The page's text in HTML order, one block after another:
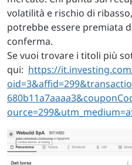
volatilità e rischio di
potrebbe essere premiata
conferma.
Se vuoi trovare i titoli più
qui: https://